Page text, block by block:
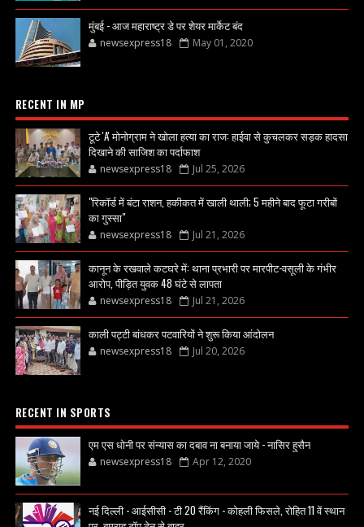
मुंबई - आज महाराष्ट्र डे पर शेयर मार्केट बंद
newsexpress18 May 01, 2020
RECENT IN MP
टूटे 'A' मोनोग्राम ने खोला हत्या का राज: हाईवा से कुचलकर सड़क हादसा
दिखाने की साजिश का पर्दाफाश
newsexpress18 Jul 25, 2026
"रिकॉर्ड में बंटा राशन, हकीकत में खाली थाली; 5 महीने बाद फूटा गरीबों
का गुस्सा"
newsexpress18 Jul 21, 2026
कानून के रखवाले कटघरे में: थाना प्रभारी पर मारपीट-वसूली के गंभीर
आरोप, पीड़ित युवक 48 घंटे से लापता
newsexpress18 Jul 21, 2026
काली पट्टी बांधकर पटवारियों ने शुरू किया आंदोलन
newsexpress18 Jul 20, 2026
RECENT IN SPORTS
एम एस धोनी पर संन्यास का दबाव ना बनाया जाये - नासिर हुसैन
newsexpress18 Apr 12, 2020
नई दिल्ली - आईसीसी - टी 20 रैंकिंग - कोहली फिसले, रोहित 11 वें स्थान